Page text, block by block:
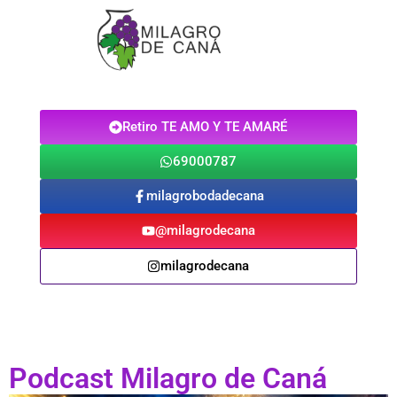
Retiro TE AMO Y TE AMARÉ
69000787
milagrobodadecana
@milagrodecana
milagrodecana
Podcast Milagro de Caná